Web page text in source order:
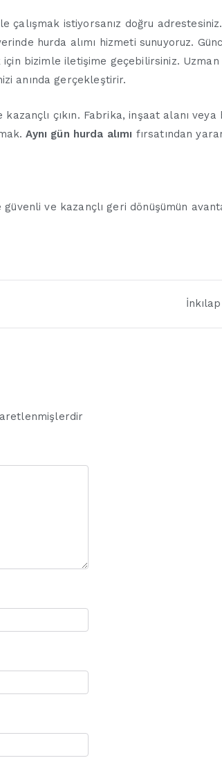
çalışmak istiyorsanız doğru
hurda alımı hizmeti sunuyoruz.
bizimle iletişime geçebilirsiniz. Uzman
anında gerçekleştirir.
çıkın. Fabrika, inşaat alanı
Aynı gün hurda alımı fırsatından
ve kazançlı geri dönüşümün